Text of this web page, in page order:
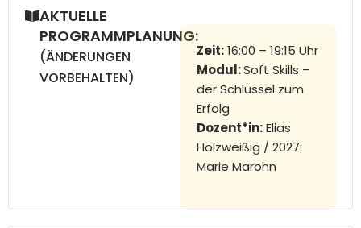
AKTUELLE
PROGRAMMPLANUNG:
(ÄNDERUNGEN
VORBEHALTEN)
Zeit:16:00 – 19:15 Uhr
Modul:Soft Skills –
der Schlüssel zum
Erfolg
Dozent*in:Elias
Holzweißig / 2027:
Marie Marohn